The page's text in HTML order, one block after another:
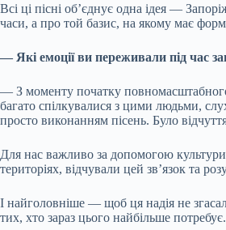
Всі ці пісні об’єднує одна ідея —
часи, а про той базис, на якому має
— Які емоції ви переживали під час
— З моменту початку
багато спілкувалися з цими людьми,
просто виконанням пісень. Було
Для нас важливо за допомогою
територіях, відчували цей зв’язок та
І найголовніше — щоб ця надія не
тих, хто зараз цього найбільше потребує.